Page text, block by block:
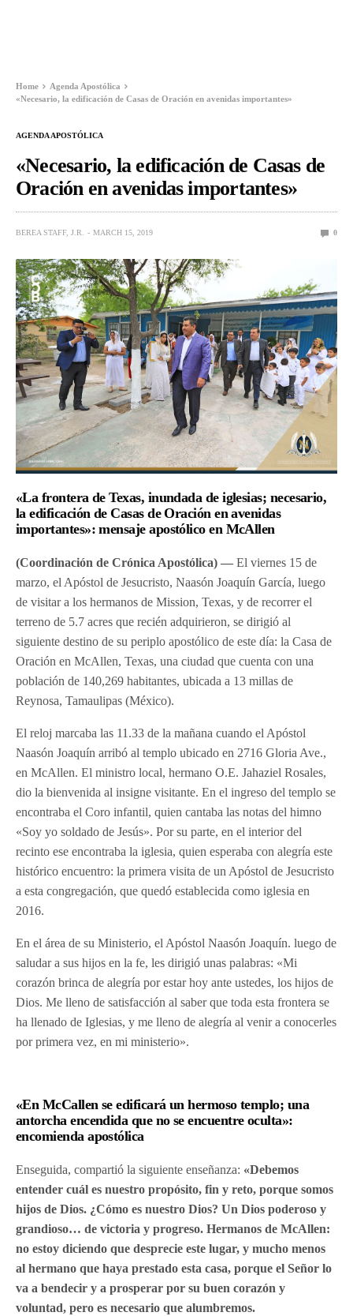
Home
Agenda Apostólica
«Necesario, la edificación de Casas de Oración en avenidas importantes»
AGENDA APOSTÓLICA
«Necesario, la edificación de Casas de
Oración en avenidas importantes»
BEREA STAFF, J.R. MARCH 15, 2019 0
«La frontera de Texas, inundada de iglesias; necesario,
la edificación de Casas de Oración en avenidas
importantes»: mensaje apostólico en McAllen
(Coordinación de Crónica Apostólica) — El viernes 15 de
marzo, el Apóstol de Jesucristo, Naasón Joaquín García, luego
de visitar a los hermanos de Mission, Texas, y de recorrer el
terreno de 5.7 acres que recién adquirieron, se dirigió al
siguiente destino de su periplo apostólico de este día: la Casa de
Oración en McAllen, Texas, una ciudad que cuenta con una
población de 140,269 habitantes, ubicada a 13 millas de
Reynosa, Tamaulipas (México).
El reloj marcaba las 11.33 de la mañana cuando el Apóstol
Naasón Joaquín arribó al templo ubicado en 2716 Gloria Ave.,
en McAllen. El ministro local, hermano O.E. Jahaziel Rosales,
dio la bienvenida al insigne visitante. En el ingreso del templo se
encontraba el Coro infantil, quien cantaba las notas del himno
«Soy yo soldado de Jesús». Por su parte, en el interior del
recinto ese encontraba la iglesia, quien esperaba con alegría este
histórico encuentro: la primera visita de un Apóstol de Jesucristo
a esta congregación, que quedó establecida como iglesia en
2016.
En el área de su Ministerio, el Apóstol Naasón Joaquín. luego de
saludar a sus hijos en la fe, les dirigió unas palabras: «Mi
corazón brinca de alegría por estar hoy ante ustedes, los hijos de
Dios. Me lleno de satisfacción al saber que toda esta frontera se
ha llenado de Iglesias, y me lleno de alegría al venir a conocerles
por primera vez, en mi ministerio».
«En McCallen se edificará un hermoso templo; una
antorcha encendida que no se encuentre oculta»:
encomienda apostólica
Enseguida, compartió la siguiente enseñanza: «Debemos
entender cuál es nuestro propósito, fin y reto, porque somos
hijos de Dios. ¿Cómo es nuestro Dios? Un Dios poderoso y
grandioso… de victoria y progreso. Hermanos de McAllen:
no estoy diciendo que desprecie este lugar, y mucho menos
al hermano que haya prestado esta casa, porque el Señor lo
va a bendecir y a prosperar por su buen corazón y
voluntad, pero es necesario que alumbremos.